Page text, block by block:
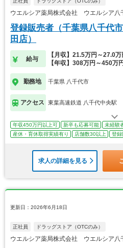
ウエルシア薬局株式会社 ウエルシア八
登録販売者（千葉県八千代
田店）
給与
【月収】21.5万円～27.0万
【年収】308万円～450万
勤務地 千葉県 八千代市
アクセス 東葉高速鉄道 八千代中央駅
年収450万円以上可 新卒も応募可能 未経験
産休・育休取得実績有り
店舗数30以上 登録
求人の詳細を見る
更新日：2026年6月18日
正社員 ドラッグストア（OTCのみ）
ウエルシア薬局株式会社 ウエルシア八